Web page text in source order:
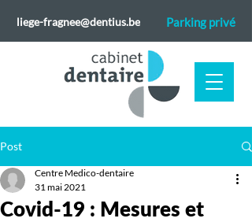
liege-fragnee@dentius.be Parking privé
Post
Covid-19 : Mesures et
Centre Medico-dentaire
31 mai 2021